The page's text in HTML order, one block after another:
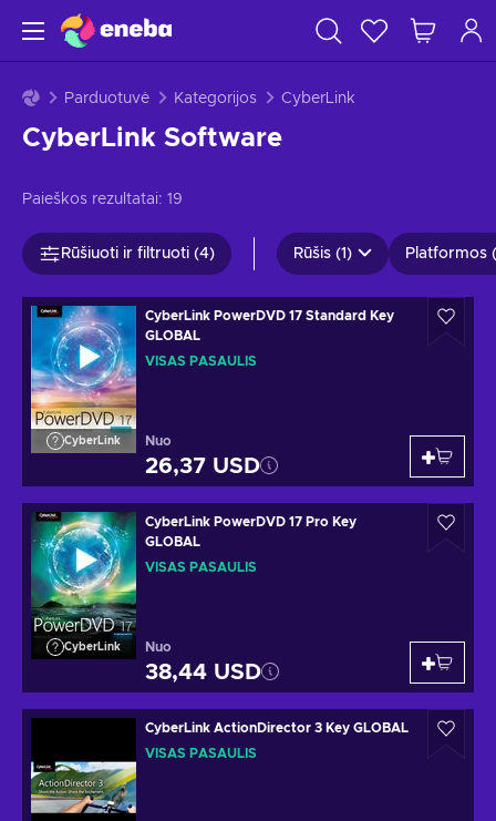
Parduotuvė Kategorijos CyberLink
CyberLink Software
Paieškos rezultatai: 19
Rūšiuoti ir filtruoti (4) Rūšis (1) Platformos
CyberLink
CyberLink PowerDVD 17 Standard Key
GLOBAL
VISAS PASAULIS
Nuo
26,37 USD
CyberLink
CyberLink PowerDVD 17 Pro Key
GLOBAL
VISAS PASAULIS
Nuo
38,44 USD
CyberLink ActionDirector 3 Key GLOBAL
VISAS PASAULIS